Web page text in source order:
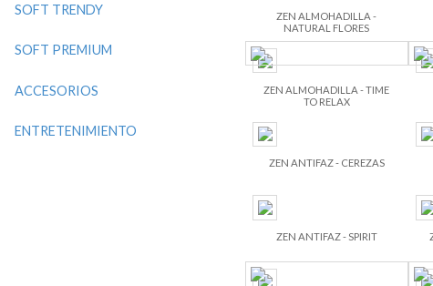
SOFT TRENDY
SOFT PREMIUM
ACCESORIOS
ENTRETENIMIENTO
ZEN ALMOHADILLA -
NATURAL FLORES
ZEN ALMOHADILLA - TIME
TO RELAX
ZEN ANTIFAZ - CEREZAS
ZEN ANTIFAZ - SPIRIT